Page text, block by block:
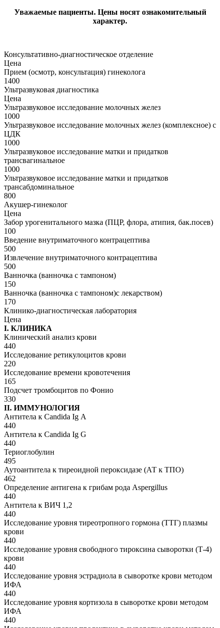
Уважаемые пациенты. Цены носят ознакомительный
характер.
Консультативно-диагностическое отделение
Цена
Прием (осмотр, консультация) гинеколога
1400
Ультразвуковая диагностика
Цена
Ультразвуковое исследование молочных желез
1000
Ультразвуковое исследование молочных желез (комплексное) с
ЦДК
1000
Ультразвуковое исследование матки и придатков
трансвагинальное
1000
Ультразвуковое исследование матки и придатков
трансабдоминальное
800
Акушер-гинеколог
Цена
Забор урогенитального мазка (ПЦР, флора, атипия, бак.посев)
100
Введение внутриматочного контрацептива
500
Извлечение внутриматочного контрацептива
500
Ванночка (ванночка с тампоном)
150
Ванночка (ванночка с тампоном)с лекарством)
170
Клинико-диагностическая лаборатория
Цена
I. КЛИНИКА
Клинический анализ крови
440
Исследование ретикулоцитов крови
220
Исследование времени кровотечения
165
Подсчет тромбоцитов по Фонио
330
II. ИММУНОЛОГИЯ
Антитела к Candida Ig А
440
Антитела к Candida Ig G
440
Териоглобулин
495
Аутоантитела к тиреоидной пероксидазе (АТ к ТПО)
462
Определение антигена к грибам рода Aspergillus
440
Антитела к ВИЧ 1,2
440
Исследование уровня тиреотропного гормона (ТТГ) плазмы
крови
440
Исследование уровня свободного тироксина сыворотки (Т-4)
крови
440
Исследование уровня эстрадиола в сыворотке крови методом
ИФА
440
Исследование уровня кортизола в сыворотке крови методом
ИФА
440